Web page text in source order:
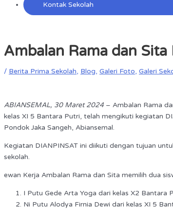
Kontak Sekolah
Ambalan Rama dan
/ Berita Prima Sekolah, Blog, Galeri Foto, Galeri
ABIANSEMAL, 30 Maret 2024 – Ambalan Rama
kelas XI 5 Bantara Putri, telah mengikuti kegiatan
Pondok Jaka Sangeh, Abiansemal.
Kegiatan DIANPINSAT ini diikuti dengan tujuan
sekolah.
ewan Kerja Ambalan Rama dan Sita memilih dua
I Putu Gede Arta Yoga dari kelas X2 Bantara
Ni Putu Alodya Firnia Dewi dari kelas XI 5